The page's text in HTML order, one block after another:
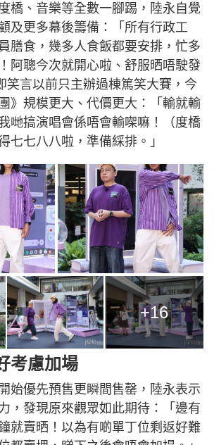
橋、音樂等全數一腳踢，陸永自覺
及更多幕後籌備：「所有行政工
膳食，幾多人食飯都要安排，忙多
阿聰今次就開心啦、舒服晒唔駛發
笑言以前只主辦過棟篤笑大賽，今
》規模更大、代價更大：「輸就輸
哋搞演唱會係唔會輸㗎嘛！（度橋
七七八八啦，準備綵排。」
+16
考慮加場
始優先預售更瞬間售罄，陸永表示
，發現原來觀眾如此期待：「邊有
就賣晒！以為有啲單丁位剩返好難